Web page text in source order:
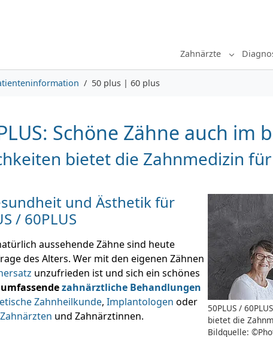
Zahnärzte Submenu
50 plus | 60 plus
Schöne Zähne auch im
bietet die Zahnmedizin
50PLUS /
bietet die
Bildquelle:
und Ästhetik für
/ 60PLUS
aussehende Zähne sind heute
des Alters. Wer mit den eigenen Zähnen
unzufrieden ist und sich ein schönes
umfassendezahnärztliche Behandlungen
Zahnheilkunde, Implantologen oder
und Zahnärztinnen.